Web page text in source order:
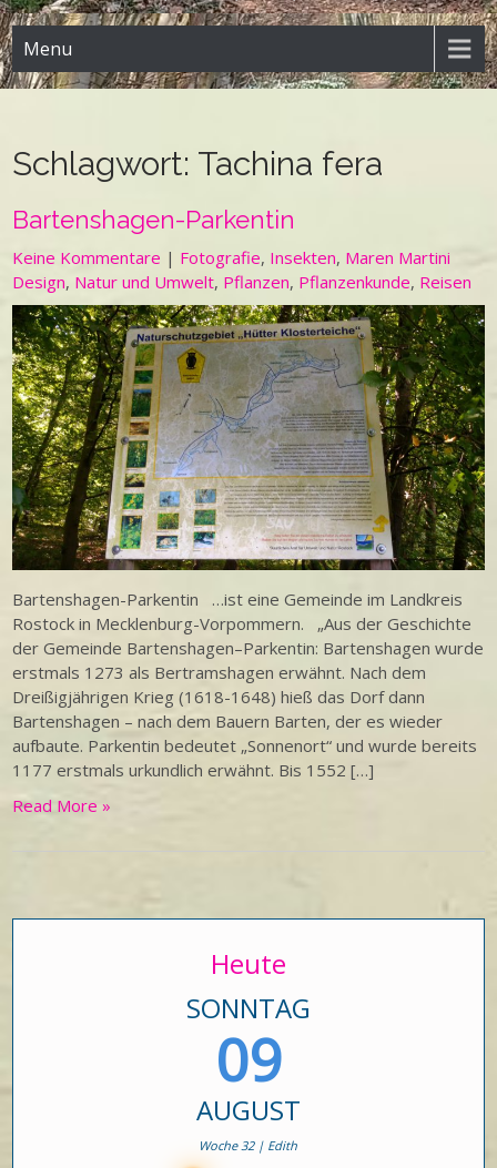
Menu
Schlagwort: Tachina fera
Bartenshagen-Parkentin
Keine Kommentare | Fotografie, Insekten, Maren Martini
Design, Natur und Umwelt, Pflanzen, Pflanzenkunde, Reisen
Bartenshagen-Parkentin …ist eine Gemeinde im Landkreis
Rostock in Mecklenburg-Vorpommern. „Aus der Geschichte
der Gemeinde Bartenshagen–Parkentin: Bartenshagen wurde
erstmals 1273 als Bertramshagen erwähnt. Nach dem
Dreißigjährigen Krieg (1618-1648) hieß das Dorf dann
Bartenshagen – nach dem Bauern Barten, der es wieder
aufbaute. Parkentin bedeutet „Sonnenort“ und wurde bereits
1177 erstmals urkundlich erwähnt. Bis 1552 […]
Read More »
Heute
SONNTAG
09
AUGUST
Woche 32 | Edith